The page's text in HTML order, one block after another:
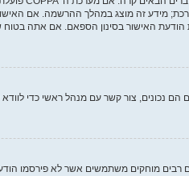
מידע זה מוצג במהלך ההרשמה. אם
האישור בסינון הספאם. אם אתה בטוח
מוחקים משתמשים אשר לא פירסמו